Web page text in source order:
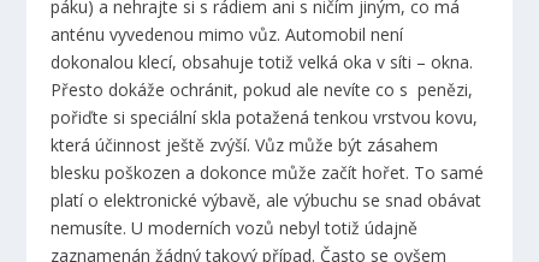
páku) a nehrajte si s rádiem ani s ničím jiným, co má
anténu vyvedenou mimo vůz. Automobil není
dokonalou klecí, obsahuje totiž velká oka v síti – okna.
Přesto dokáže ochránit, pokud ale nevíte co s penězi,
pořiďte si speciální skla potažená tenkou vrstvou kovu,
která účinnost ještě zvýší. Vůz může být zásahem
blesku poškozen a dokonce může začít hořet. To samé
platí o elektronické výbavě, ale výbuchu se snad obávat
nemusíte. U moderních vozů nebyl totiž údajně
zaznamenán žádný takový případ. Často se ovšem